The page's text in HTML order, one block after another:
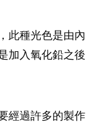
此種光色是由內
加入氧化鉛之後
經過許多的製作